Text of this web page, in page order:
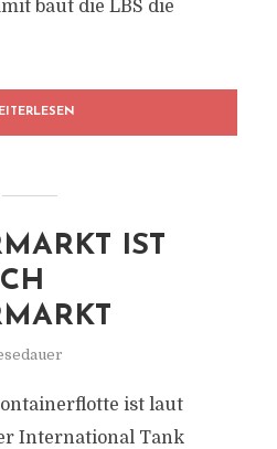
baut die LBS die
IST
ist laut
International Tank